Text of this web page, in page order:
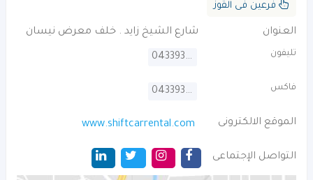
فرعين فى القوز
العنوان شارع الشيخ زايد . خلف معرض نيسان
تليفون 043393722
فاكس 043393720
الموقع الالكترونى www.shiftcarrental.com
التواصل الإجتماعى